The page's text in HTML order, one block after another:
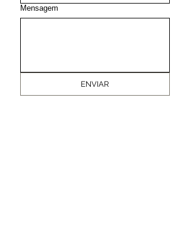
Mensagem
ENVIAR